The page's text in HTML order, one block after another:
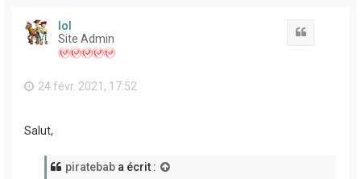
lol
Site Admin
24 févr. 2021, 17:52
Salut,
piratebab a écrit :